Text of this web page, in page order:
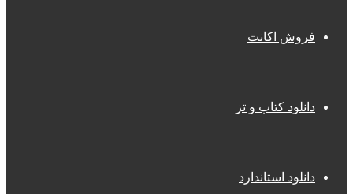
فروش اکانت
دانلود کتاب و تز
دانلود استاندارد